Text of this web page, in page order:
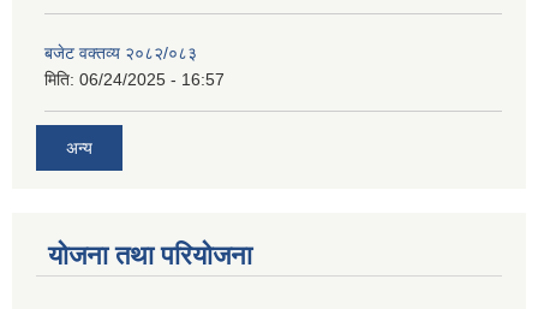
बजेट वक्तव्य २०८२/०८३
मिति: 06/24/2025 - 16:57
अन्य
योजना तथा परियोजना